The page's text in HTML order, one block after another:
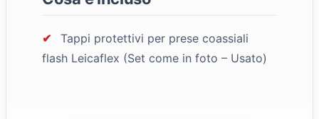
✔
Tappi protettivi per prese coassiali
flash Leicaflex (Set come in foto – Usato)